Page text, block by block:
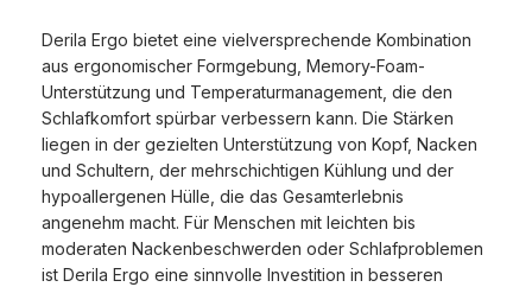
Derila Ergo bietet eine vielversprechende Kombination
aus ergonomischer Formgebung, Memory-Foam-
Unterstützung und Temperaturmanagement, die den
Schlafkomfort spürbar verbessern kann. Die Stärken
liegen in der gezielten Unterstützung von Kopf, Nacken
und Schultern, der mehrschichtigen Kühlung und der
hypoallergenen Hülle, die das Gesamterlebnis
angenehm macht. Für Menschen mit leichten bis
moderaten Nackenbeschwerden oder Schlafproblemen
ist Derila Ergo eine sinnvolle Investition in besseren